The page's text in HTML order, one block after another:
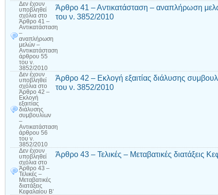
Δεν έχουν
υποβληθεί
σχόλια στο
Άρθρο 41 –
Αντικατάσταση
–
αναπλήρωση
μελών –
Αντικατάσταση
άρθρου 55
του ν.
3852/2010
Άρθρο 41 – Αντικατάσταση – αναπλήρωση
του ν. 3852/2010
Δεν έχουν
υποβληθεί
σχόλια στο
Άρθρο 42 –
Εκλογή
εξαιτίας
διάλυσης
συμβουλίων
–
Αντικατάσταση
άρθρου 56
του ν.
3852/2010
Άρθρο 42 – Εκλογή εξαιτίας διάλυσης
του ν. 3852/2010
Δεν έχουν
υποβληθεί
σχόλια στο
Άρθρο 43 –
Τελικές –
Μεταβατικές
διατάξεις
Κεφαλαίου Β’
Άρθρο 43 – Τελικές – Μεταβατικές διατάξεις